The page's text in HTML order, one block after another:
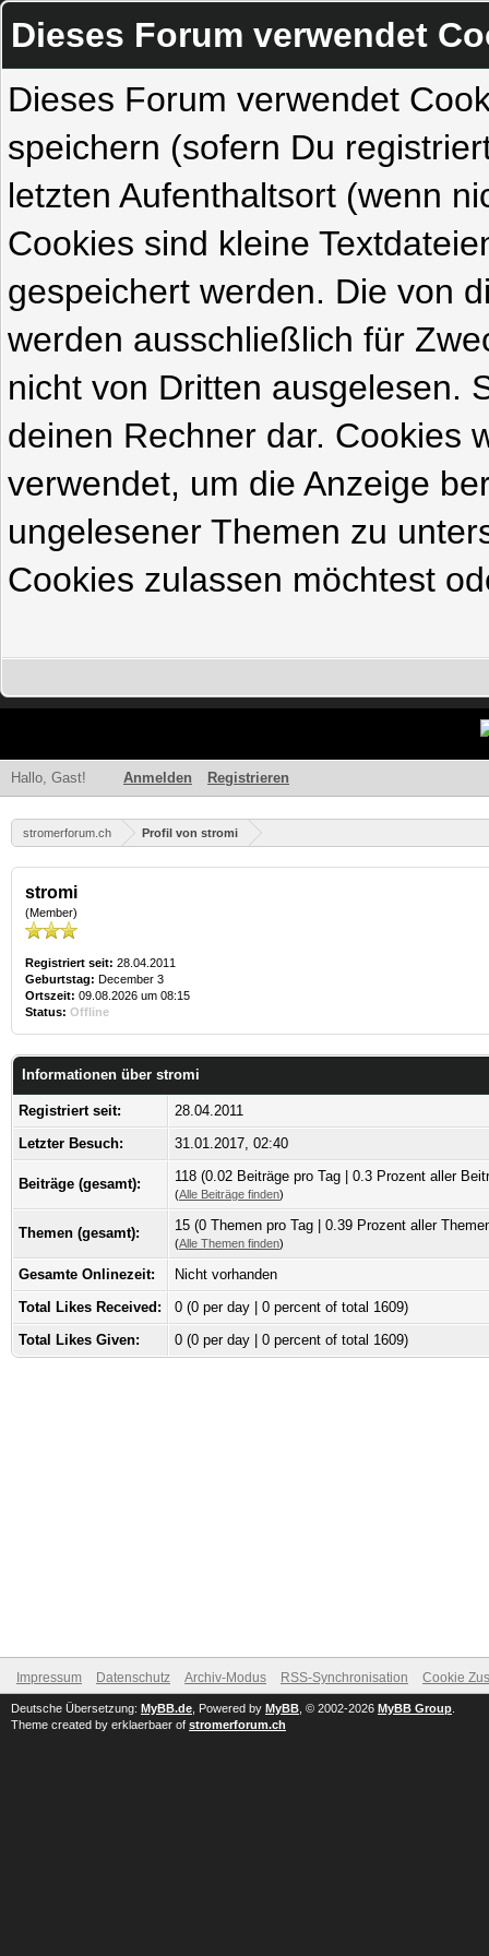
Dieses Forum verwendet
Dieses Forum verwendet
speichern (sofern Du
letzten Aufenthaltsort (wenn
Cookies sind kleine
gespeichert werden. Die von
werden ausschließlich für
nicht von Dritten ausgelesen.
deinen Rechner dar. Cookies
verwendet, um die Anzeige
ungelesener Themen zu
Cookies zulassen möchtest
Hallo, Gast! Anmelden Registrieren
stromerforum.ch Profil von stromi
stromi
(Member)
Registriert seit: 28.04.2011
Geburtstag: December 3
Ortszeit: 09.08.2026 um 08:15
Status: Offline
Informationen über stromi
Registriert seit:
28.04.2011
Letzter Besuch:
31.01.2017, 02:40
Beiträge (gesamt): 118 (0.02 Beiträge pro Tag | 0.3 Prozent aller
(Alle Beiträge finden)
Themen (gesamt): 15 (0 Themen pro Tag | 0.39 Prozent aller
(Alle Themen finden)
Gesamte Onlinezeit:
Nicht vorhanden
Total Likes Received:
0 (0 per day | 0 percent of total 1609)
Total Likes Given:
0 (0 per day | 0 percent of total 1609)
Impressum Datenschutz Archiv-Modus RSS-Synchronisation Cookie
Deutsche Übersetzung: MyBB.de , Powered by MyBB , © 2002-2026 MyBB Group
Theme created by erklaerbaer of stromerforum.ch